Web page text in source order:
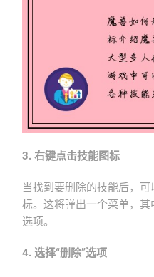
3. 右键点击技能图标
当找到要删除的技能后，
标。这将弹出一个菜单，
选项。
4. 选择“删除”选项